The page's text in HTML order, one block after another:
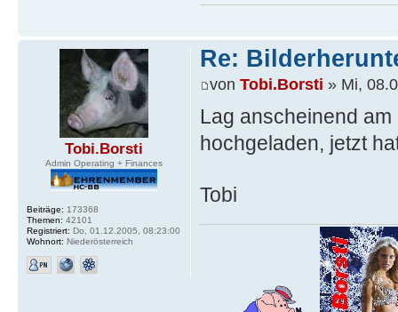
Tobi.Borsti
Admin Operating + Finances
Beiträge: 173368
Themen: 42101
Registriert: Do, 01.12.2005, 08:23:00
Wohnort: Niederösterreich
Re:
von Tobi.Borsti » Mi,
Lag anscheinend
hochgeladen, jetzt
Tobi